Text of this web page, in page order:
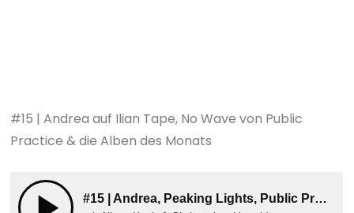
#15 | Andrea auf Ilian Tape, No Wave von Public
Practice & die Alben des Monats